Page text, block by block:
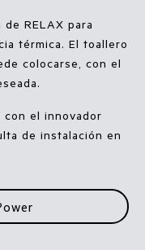
de RELAX para
térmica. El toallero
colocarse, con el
con el innovador
de instalación en